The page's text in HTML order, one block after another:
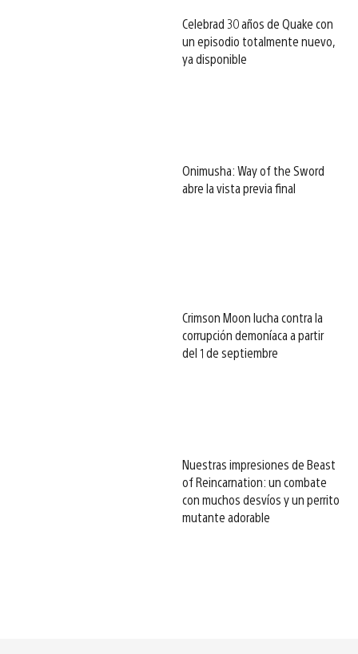
Celebrad 30 años de Quake con
un episodio totalmente nuevo,
ya disponible
Onimusha: Way of the Sword
abre la vista previa final
Crimson Moon lucha contra la
corrupción demoníaca a partir
del 1 de septiembre
Nuestras impresiones de Beast
of Reincarnation: un combate
con muchos desvíos y un perrito
mutante adorable